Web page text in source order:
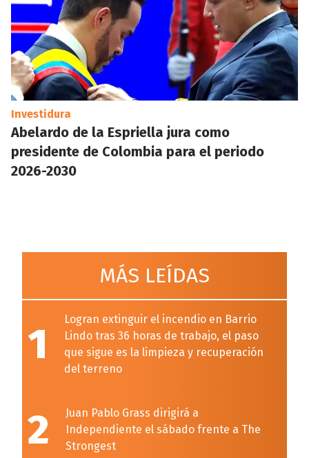
Investidura
Abelardo de la Espriella jura como
presidente de Colombia para el periodo
2026-2030
MÁS LEÍDAS
1
Logran extinguir el incendio en Barrio
Lindo tras 36 horas de trabajo, el paso
que sigue es la limpieza y recuperación
del terreno
2
Juan Pablo Grass dirigirá a
Independiente el sábado frente a The
Strongest